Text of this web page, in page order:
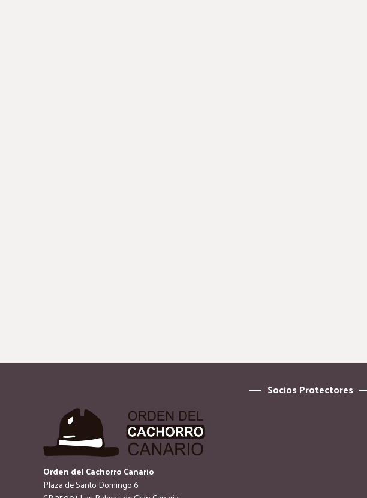
Orden del Cachorro Canario
Plaza de Santo Domingo 6
Socios Protectores